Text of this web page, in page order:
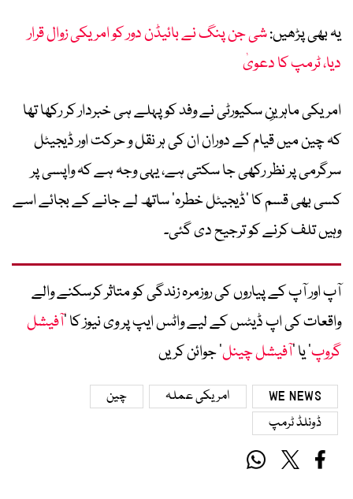
یہ بھی پڑھیں:شی جن پنگ نے بائیڈن دور کو امریکی زوال قرار
دیا، ٹرمپ کا دعویٰ
امریکی ماہرینِ سکیورٹی نے وفد کو پہلے ہی خبردار کر رکھا تھا
کہ چین میں قیام کے دوران ان کی ہر نقل و حرکت اور ڈیجیٹل
سرگرمی پر نظر رکھی جا سکتی ہے، یہی وجہ ہے کہ واپسی پر
کسی بھی قسم کا ‘ڈیجیٹل خطرہ’ ساتھ لے جانے کے بجائے اسے
وہیں تلف کرنے کو ترجیح دی گئی۔
آپ اور آپ کے پیاروں کی روزمرہ زندگی کو متاثر کرسکنے والے
واقعات کی اپ ڈیٹس کے لیے واٹس ایپ پر وی نیوز کا ’آفیشل
گروپ‘ یا ’آفیشل چینل‘ جوائن کریں
WE NEWS امریکی عملہ
چین
ڈونلڈ ٹرمپ